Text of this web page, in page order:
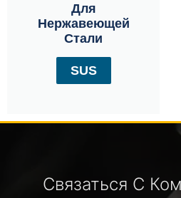
Для
Нержавеющей
Стали
SUS
Связаться С